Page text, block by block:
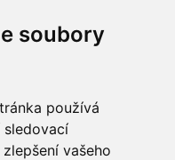
soubory
používá
vašeho